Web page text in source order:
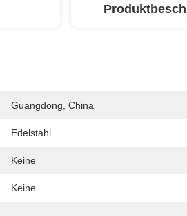
Guangdong, China
Edelstahl
Keine
Keine